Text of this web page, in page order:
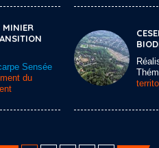
MINIER
Sensée
du